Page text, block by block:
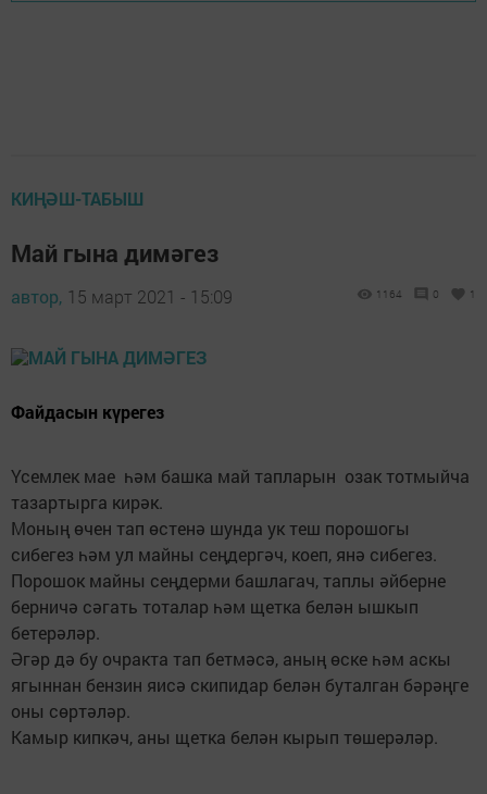
КИҢӘШ-ТАБЫШ
Май гына димәгез
автор, 15 март 2021 - 15:09 1164 0 1
Файдасын күрегез
Үсемлек мае һәм башка май тапларын озак тотмыйча
тазартырга кирәк.
Моның өчен тап өстенә шунда ук теш порошогы
сибегез һәм ул майны сеңдергәч, коеп, янә сибегез.
Порошок майны сеңдерми башлагач, таплы әйберне
берничә сәгать тоталар һәм щетка белән ышкып
бетерәләр.
Әгәр дә бу очракта тап бетмәсә, аның өске һәм аскы
ягыннан бензин яисә скипидар белән буталган бәрәңге
оны сөртәләр.
Камыр кипкәч, аны щетка белән кырып төшерәләр.